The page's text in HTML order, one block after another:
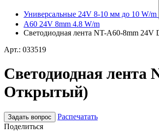
Универсальные 24V 8-10 мм до 10 W/m
A60 24V 8mm 4.8 W/m
Светодиодная лента NT-A60-8mm
Арт.: 033519
Светодиодная лента
Открытый)
Задать вопрос
Распечатать
Поделиться